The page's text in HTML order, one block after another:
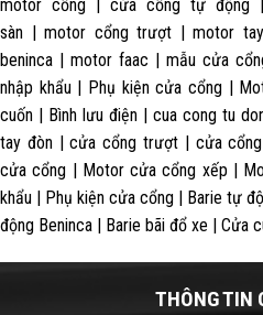
motor cổng | cửa cổng tự động
sàn | motor cổng trượt | motor
beninca | motor faac | mẫu cửa
nhập khẩu | Phụ kiện cửa cổng |
cuốn | Bình lưu điện | cua cong tu
tay đòn | cửa cổng trượt | cửa
cửa cổng | Motor cửa cổng xếp |
khẩu | Phụ kiện cửa cổng | Barie tự
động Beninca | Barie bãi đổ xe | Cửa
THÔNG TIN